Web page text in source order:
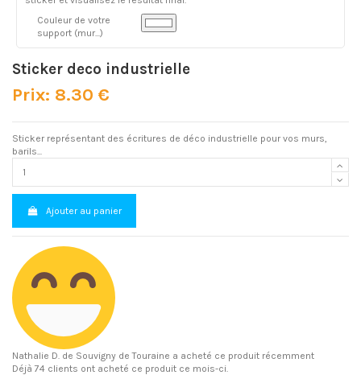
Couleur de votre
support (mur...)
Sticker deco industrielle
Prix: 8.30 €
Sticker représentant des écritures de déco industrielle pour vos murs,
barils...
Ajouter au panier
Nathalie D. de Souvigny de Touraine a acheté ce produit récemment
Déjà 74 clients ont acheté ce produit ce mois-ci.